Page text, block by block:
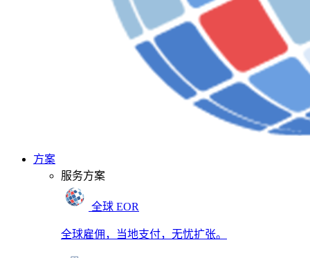
方案
服务方案
全球 EOR
全球雇佣，当地支付，无忧扩张。